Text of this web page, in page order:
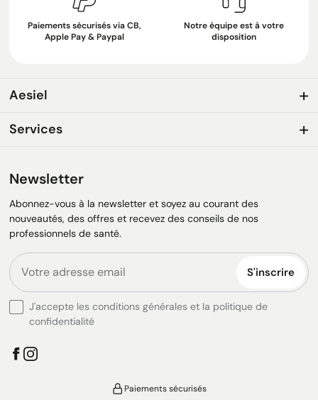
Paiements sécurisés via CB,
Apple Pay & Paypal
Notre équipe est à votre
disposition
Aesiel
Services
Newsletter
Abonnez-vous à la newsletter et soyez au courant des
nouveautés, des offres et recevez des conseils de nos
professionnels de santé.
S'inscrire
J'accepte les conditions générales et la politique de
confidentialité
Paiements sécurisés